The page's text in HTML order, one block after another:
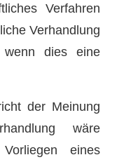
Verfahren
Verhandlung
dies eine
der Meinung
wäre
eines